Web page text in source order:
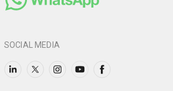
SOCIAL MEDIA